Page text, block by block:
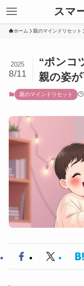
スマ
ホーム 親のマインドリセット
“ポンコ
親の姿
2025
8/11
親のマインドリセット